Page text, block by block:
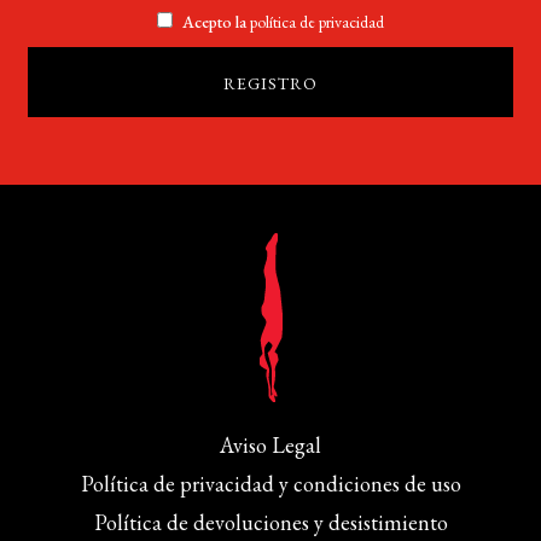
Acepto lapolítica de privacidad
Aviso Legal
Política de privacidad y condiciones de uso
Política de devoluciones y desistimiento